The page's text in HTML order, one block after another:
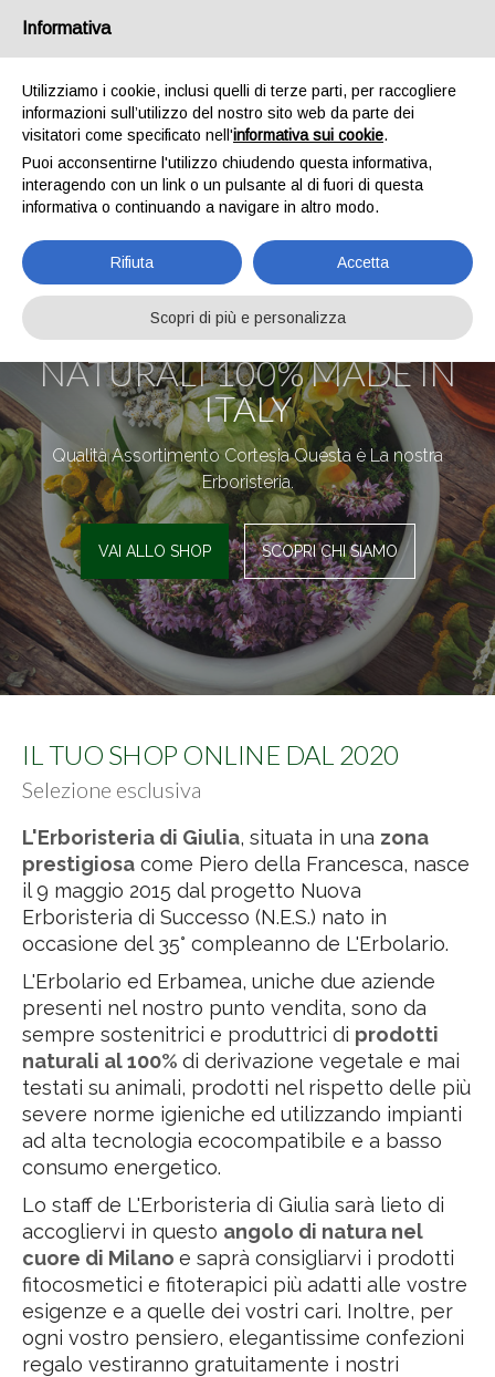
INTEGRATORI COSMETICI
NATURALI 100% MADE IN
ITALY
Qualità Assortimento Cortesia Questa è La nostra
Erboristeria.
VAI ALLO SHOP SCOPRI CHI SIAMO
IL TUO SHOP ONLINE DAL 2020
Selezione esclusiva
L'Erboristeria di Giulia, situata in una zona
prestigiosa come Piero della Francesca, nasce
il 9 maggio 2015 dal progetto Nuova
Erboristeria di Successo (N.E.S.) nato in
occasione del 35° compleanno de L'Erbolario.
L'Erbolario ed Erbamea, uniche due aziende
presenti nel nostro punto vendita, sono da
sempre sostenitrici e produttrici di prodotti
naturali al 100% di derivazione vegetale e mai
testati su animali, prodotti nel rispetto delle più
severe norme igieniche ed utilizzando impianti
ad alta tecnologia ecocompatibile e a basso
consumo energetico.
Lo staff de L'Erboristeria di Giulia sarà lieto di
accogliervi in questo angolo di natura nel
cuore di Milano e saprà consigliarvi i prodotti
fitocosmetici e fitoterapici più adatti alle vostre
esigenze e a quelle dei vostri cari. Inoltre, per
ogni vostro pensiero, elegantissime confezioni
regalo vestiranno gratuitamente i nostri
Informativa
Utilizziamo i cookie, inclusi quelli di terze parti, per raccogliere
informazioni sull’utilizzo del nostro sito web da parte dei
visitatori come specificato nell'informativa sui cookie.
Puoi acconsentirne l'utilizzo chiudendo questa informativa,
interagendo con un link o un pulsante al di fuori di questa
informativa o continuando a navigare in altro modo.
Rifiuta Accetta
Scopri di più e personalizza